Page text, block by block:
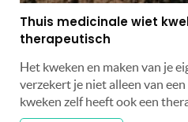
Thuis medicinale wiet
therapeutisch
Het kweken en maken van je
verzekert je niet alleen van
kweken zelf heeft ook een